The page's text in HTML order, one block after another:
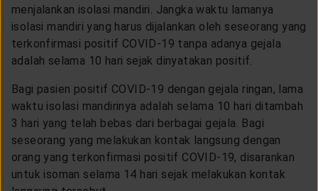
menjalankan isolasi mandiri. Jangka waktu lamanya
isolasi mandiri yang harus dijalankan oleh seseorang yang
terkonfirmasi positif COVID-19 tanpa adanya gejala
adalah selama 10 hari sejak dinyatakan positif.
Bagi pasien positif COVID-19 dengan gejala ringan, lama
waktu isolasi mandirinya adalah selama 10 hari ditambah
3 hari yang telah bebas dari berbagai gejala. Bagi
seseorang yang melakukan kontak langsung dengan
orang yang terkonfirmasi positif COVID-19, disarankan
untuk isoman selama 14 hari sejak melakukan kontak
ABOUT GENERALI
KEAGENAN